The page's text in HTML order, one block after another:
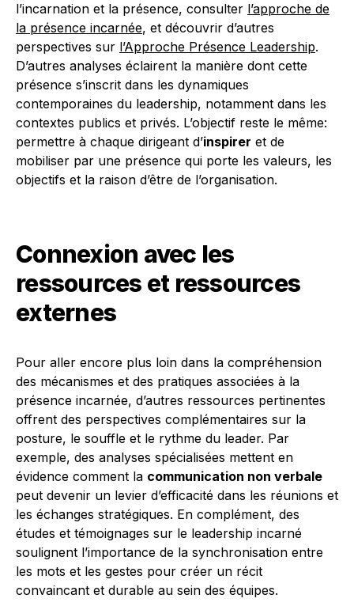
l’incarnation et la présence, consulter l’approche de
la présence incarnée, et découvrir d’autres
perspectives sur l’Approche Présence Leadership.
D’autres analyses éclairent la manière dont cette
présence s’inscrit dans les dynamiques
contemporaines du leadership, notamment dans les
contextes publics et privés. L’objectif reste le même:
permettre à chaque dirigeant d’inspirer et de
mobiliser par une présence qui porte les valeurs, les
objectifs et la raison d’être de l’organisation.
Connexion avec les
ressources et ressources
externes
Pour aller encore plus loin dans la compréhension
des mécanismes et des pratiques associées à la
présence incarnée, d’autres ressources pertinentes
offrent des perspectives complémentaires sur la
posture, le souffle et le rythme du leader. Par
exemple, des analyses spécialisées mettent en
évidence comment la communication non verbale
peut devenir un levier d’efficacité dans les réunions et
les échanges stratégiques. En complément, des
études et témoignages sur le leadership incarné
soulignent l’importance de la synchronisation entre
les mots et les gestes pour créer un récit
convaincant et durable au sein des équipes.